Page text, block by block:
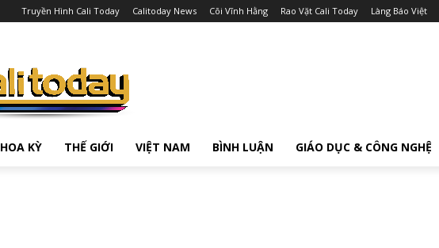
Truyền Hình Cali Today Calitoday News Cõi Vĩnh Hằng Rao Vặt Cali Today Làng Báo Việt
HOA KỲ THẾ GIỚI VIỆT NAM BÌNH LUẬN GIÁO DỤC & CÔNG NGHỆ